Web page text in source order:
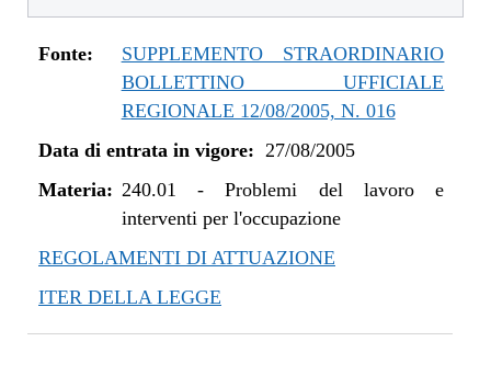
Fonte:
SUPPLEMENTO STRAORDINARIO
BOLLETTINO UFFICIALE
REGIONALE 12/08/2005, N. 016
Data di entrata in vigore: 27/08/2005
Materia: 240.01 -Problemi del lavoro e
interventi per l'occupazione
REGOLAMENTI DI ATTUAZIONE
ITER DELLA LEGGE